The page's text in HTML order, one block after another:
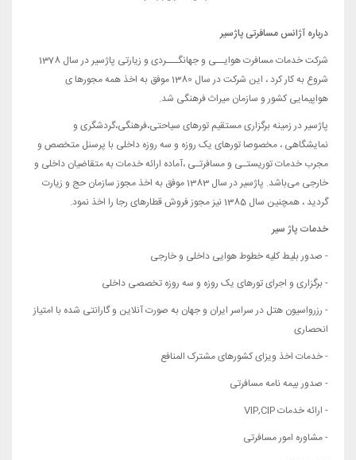
درباره آژانس مسافرتی پاژسیر
شرکت خدمات مسافرت هوایــی و جهانگـــردی و زیارتی پاژسیر در سال 1378
شروع به کار کرد ، این شرکت در سال 1380 موفق به اخذ همه مجورها ی
هواپیمایی کشور و سازمان میراث فرهنگی شد.
پاژسیر در زمینه برگزاری مستقیم تورهای سیاحتی،فرهنگی،گردشگری و
نمایشگاهی ، مخصوصا تورهای یک روزه و سه روزه داخلی با پرسنل متخصص و
مجرب خدمات توریستـی و مسافرتـی ،آماده ارائه خدمات به متقاضیان داخلی و
خارجی می‌باشد. پاژسیر در سال 1383 موفق به اخذ مجوز سازمان حج و زیارت
گردید ، همچنین سال 1385 نیز مجوز فروش قطارهای رجا را اخذ نمود.
خدمات پاژ سیر
- صدور بلیط کلیه خطوط هوایی داخلی و خارجی
- برگزاری و اجرای تورهای یک روزه و سه روزه تخصصی داخلی
- رزرواسیون هتل در سراسر ایران و جهان به صورت آنلاین و گارانتی شده با امتیاز
انحصاری
- خدمات اخذ ویزای کشورهای مشترک المنافع
- صدور بیمه نامه مسافرتی
- ارائه خدمات VIP,CIP
- مشاوره امور مسافرتی